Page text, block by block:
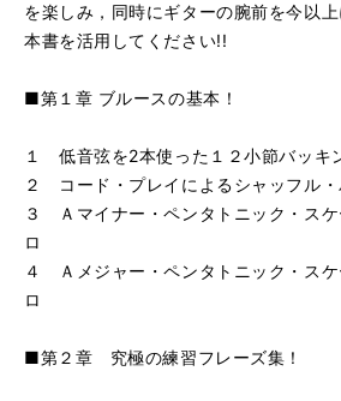
を楽しみ，同時にギターの腕前を今以
本書を活用してください!!
■第１章 ブルースの基本！
１ 低音弦を2本使った１２小節バッキ
２ コード・プレイによるシャッフル・
３ Ａマイナー・ペンタトニック・スケ
ロ
４ Ａメジャー・ペンタトニック・スケ
ロ
■第２章 究極の練習フレーズ集！